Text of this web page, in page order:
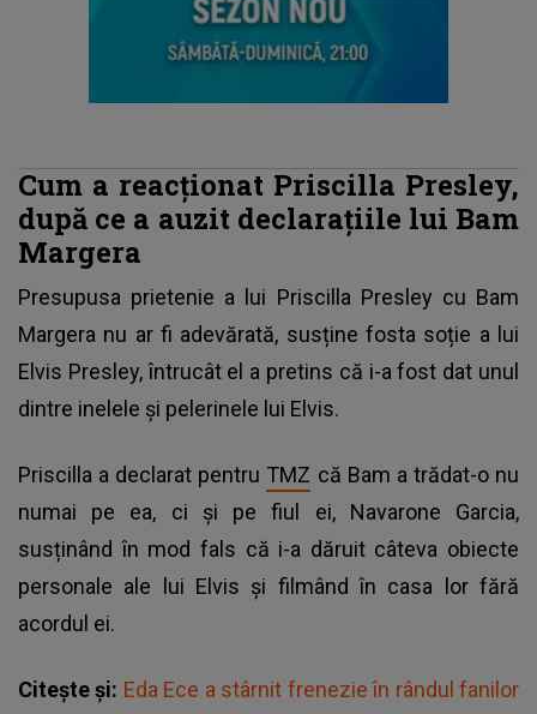
Cum a reacționat Priscilla Presley,
după ce a auzit declarațiile lui Bam
Margera
Presupusa prietenie a lui Priscilla Presley cu Bam
Margera nu ar fi adevărată, susține fosta soție a lui
Elvis Presley, întrucât el a pretins că i-a fost dat unul
dintre inelele și pelerinele lui Elvis.
Priscilla a declarat pentru TMZ că Bam a trădat-o nu
numai pe ea, ci și pe fiul ei, Navarone Garcia,
susținând în mod fals că i-a dăruit câteva obiecte
personale ale lui Elvis și filmând în casa lor fără
acordul ei.
Citește și: Eda Ece a stârnit frenezie în rândul fanilor